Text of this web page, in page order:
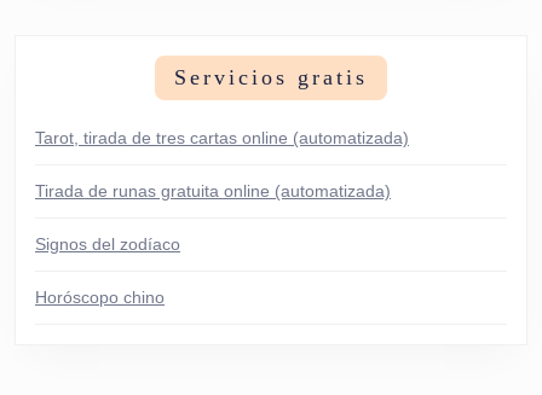
Servicios gratis
Tarot, tirada de tres cartas online (automatizada)
Tirada de runas gratuita online (automatizada)
Signos del zodíaco
Horóscopo chino